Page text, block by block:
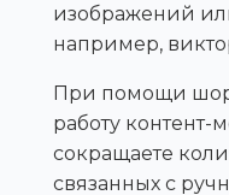
изображений
например,
При помощи
работу
сокращаете
связанных с